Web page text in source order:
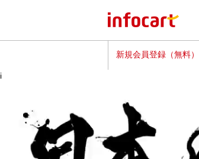
新規会員登録（無料）
i